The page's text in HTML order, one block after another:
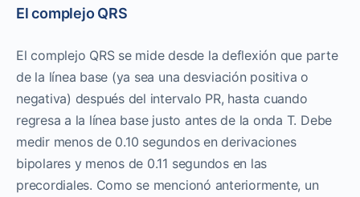
El complejo QRS
El complejo QRS se mide desde la deflexión que parte
de la línea base (ya sea una desviación positiva o
negativa) después del intervalo PR, hasta cuando
regresa a la línea base justo antes de la onda T. Debe
medir menos de 0.10 segundos en derivaciones
bipolares y menos de 0.11 segundos en las
precordiales. Como se mencionó anteriormente, un